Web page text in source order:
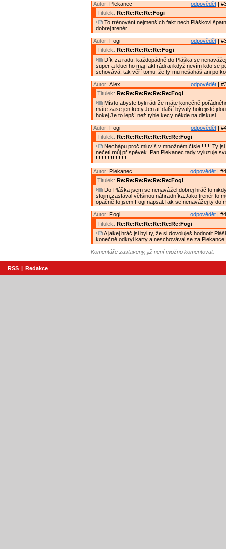
odpovědět |
Autor: Plekanec
Titulek: Re:Re:Re:Re:Fogi
To trénování nejmenších fakt nech
dobrej trenér.
odpovědět |
Autor: Fogi
Titulek: Re:Re:Re:Re:Re:Fogi
Dík za radu, každopádně do Pláška se
super a kluci ho maj fakt rádi a ikdyž nevím kdo se
schovává, tak věří tomu, že ty mu nešaháš ani po
odpovědět |
Autor: Alex
Titulek: Re:Re:Re:Re:Re:Re:Fogi
Místo abyste byli rádi že máte konečně
máte zase jen kecy.Jen ať další bývalý hokejisté
hokej.Je to lepší než tyhle kecy někde na diskusi.
odpovědět |
Autor: Fogi
Titulek: Re:Re:Re:Re:Re:Re:Re:Fogi
Nechápu proč mluvíš v množném čísle !!!!!! Ty
nečetl můj příspěvek. Pan Plekanec tady vyluzuje
!!!!!!!!!!!!!!!!!!!!
odpovědět |
Autor: Plekanec
Titulek: Re:Re:Re:Re:Re:Re:Fogi
Do Pláška jsem se nenavážel,dobrej hráč to
stojim,zastával většinou náhradníka.Jako trenér to
opačně,to jsem Fogi napsal.Tak se nenavážej ty do
odpovědět |
Autor: Fogi
Titulek: Re:Re:Re:Re:Re:Re:Re:Fogi
A jakej hráč jsi byl ty, že si dovoluješ hodnotit
konečně odkryl karty a neschovával se za Plekance.
Komentáře zastaveny, již není možno komentovat.
RSS | Redakce